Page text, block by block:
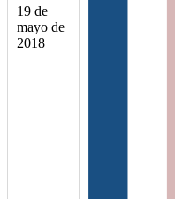
19 de
mayo de
2018